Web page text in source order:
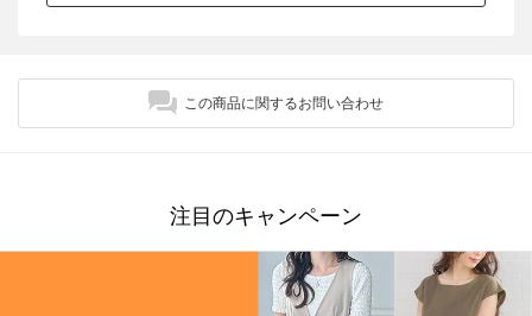
この商品に関するお問い合わせ
注目のキャンペーン